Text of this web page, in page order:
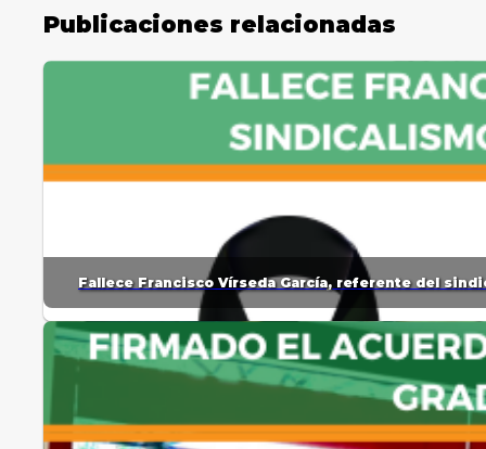
Publicaciones relacionadas
Fallece Francisco Vírseda García, referente del